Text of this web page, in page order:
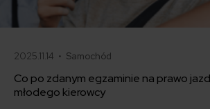
2025.11.14 • Samochód
Co po zdanym egzaminie na prawo
młodego kierowcy